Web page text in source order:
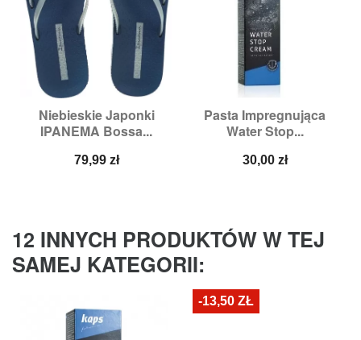
Niebieskie Japonki
IPANEMA Bossa...
Cena
79,99 zł
Pasta Impregnująca
Water Stop...
Cena
30,00 zł
12 INNYCH PRODUKTÓW W TEJ
SAMEJ KATEGORII:
-13,50 ZŁ